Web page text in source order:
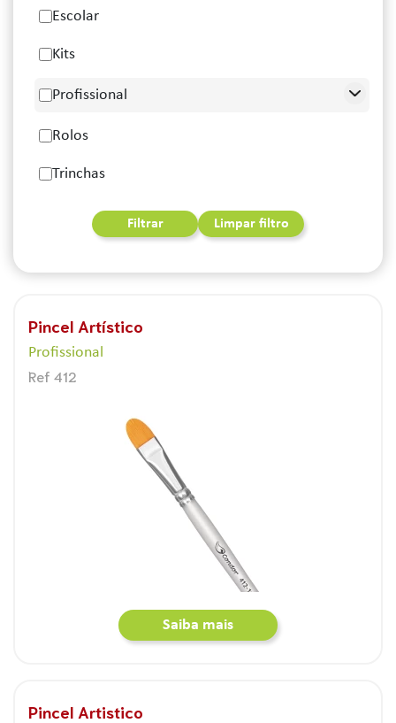
Escolar
Kits
Profissional
Rolos
Trinchas
Filtrar Limpar filtro
Pincel Artístico
Profissional
Ref 412
Saiba mais
Pincel Artistico